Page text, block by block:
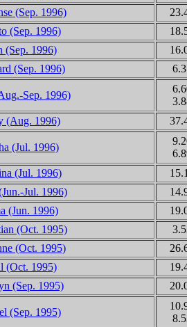
(Sep. 1996)
(Sep. 1996)
(Sep. 1996)
(Sep. 1996)
Sep. 1996)
(Aug. 1996)
(Jul. 1996)
(Jul. 1996)
Jul. 1996)
(Jun. 1996)
(Oct. 1995)
(Oct. 1995)
(Oct. 1995)
(Sep. 1995)
(Sep. 1995)